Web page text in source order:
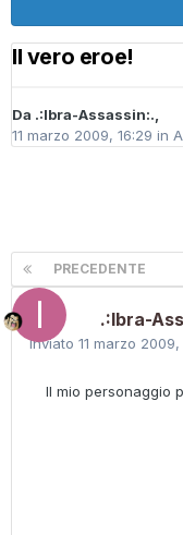
Il vero eroe!
Da .:Ibra-Assassin:.,
11 marzo 2009, 16:29 in
PRECEDENTE
.:Ibra-
Inviato 11 marzo 2009,
Il mio personaggio